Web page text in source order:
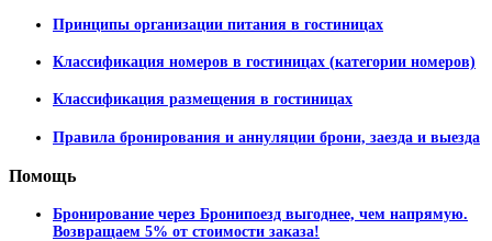
Принципы организации питания в гостиницах
Классификация номеров в гостиницах (категории номеров)
Классификация размещения в гостиницах
Правила бронирования и аннуляции брони, заезда и выезда
Помощь
Бронирование через Бронипоезд выгоднее, чем напрямую.
Возвращаем 5% от стоимости заказа!